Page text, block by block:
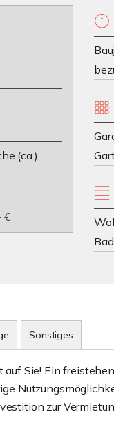
(ca.)
€
Sonstiges
Sie! Ein
zur